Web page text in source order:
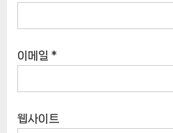
이메일 *
웹사이트